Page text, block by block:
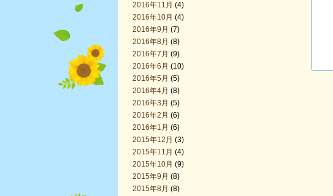
2016年11月 (4)
2016年10月 (4)
2016年9月 (7)
2016年8月 (8)
2016年7月 (9)
2016年6月 (10)
2016年5月 (5)
2016年4月 (8)
2016年3月 (5)
2016年2月 (6)
2016年1月 (6)
2015年12月 (3)
2015年11月 (4)
2015年10月 (9)
2015年9月 (8)
2015年8月 (8)